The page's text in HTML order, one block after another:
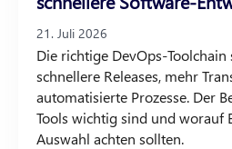
21. Juli 2026
Die richtige DevOps-
schnellere Releases, mehr
automatisierte Prozesse. Der
Tools wichtig sind und worauf
Auswahl achten sollten.